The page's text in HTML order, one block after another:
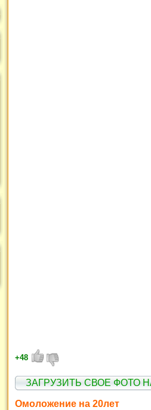
+48
ЗАГРУЗИТЬ СВОЕ ФОТО
Омоложение на 20лет